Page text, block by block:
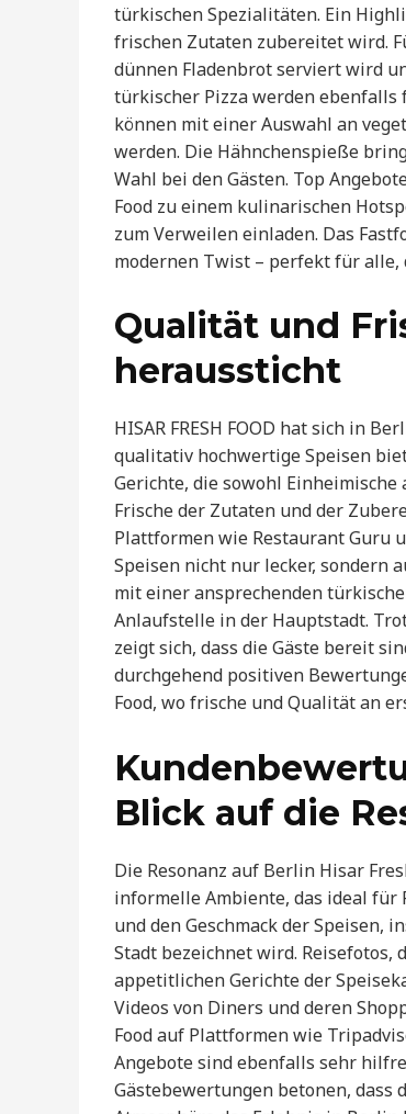
türkischen Spezialitäten. Ein
frischen Zutaten zubereitet wird.
dünnen Fladenbrot serviert wird
türkischer Pizza werden ebenfalls
können mit einer Auswahl an
werden. Die Hähnchenspieße
Wahl bei den Gästen. Top
Food zu einem kulinarischen
zum Verweilen einladen. Das
modernen Twist – perfekt für
Qualität und
heraussticht
HISAR FRESH FOOD hat sich in
qualitativ hochwertige Speisen
Gerichte, die sowohl
Frische der Zutaten und der
Plattformen wie Restaurant Guru
Speisen nicht nur lecker, sondern
mit einer ansprechenden
Anlaufstelle in der Hauptstadt.
zeigt sich, dass die Gäste bereit
durchgehend positiven
Food, wo frische und Qualität an
Blick auf die
Die Resonanz auf Berlin Hisar
informelle Ambiente, das ideal für
und den Geschmack der Speisen,
Stadt bezeichnet wird.
appetitlichen Gerichte der
Videos von Diners und deren
Food auf Plattformen wie
Angebote sind ebenfalls sehr
Gästebewertungen betonen,